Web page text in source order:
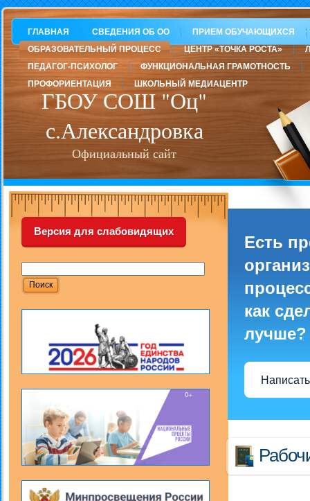
ГБОУ СОШ "Оц"
с.Александровка
Официальный сайт
ГЛАВНАЯ СВЕДЕНИЯ ОБ ОО
ПРИЕМ ОБУЧАЮЩИХСЯ
ОБРАЗОВАТЕЛЬНЫЙ ПРОЦЕСС
ЦЕНТР «ТОЧКА РОСТА»
ПЕДАГОГ-ПСИХОЛОГ
ФУНКЦИОНАЛЬНАЯ ГРАМОТНОСТЬ
ПРОФОРИЕНТАЦИЯ
ШКОЛЬНЫЙ МЕДИАЦЕНТР
Версия для слабовидящих
Есть
как
лучше?